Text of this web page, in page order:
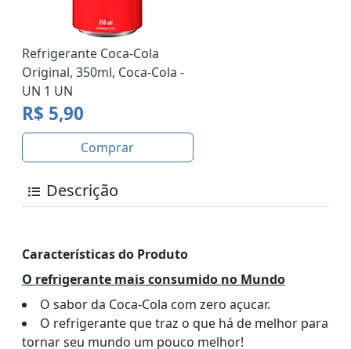
Refrigerante Coca-Cola
Original, 350ml, Coca-Cola -
UN 1 UN
R$ 5,90
Comprar
Descrição
Características do Produto
O refrigerante mais consumido no Mundo
O sabor da Coca-Cola com zero açucar.
O refrigerante que traz o que há de melhor para
tornar seu mundo um pouco melhor!